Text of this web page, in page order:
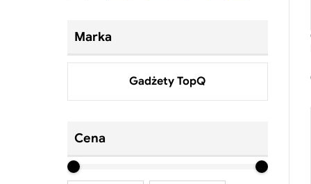
Marka
Gadżety TopQ
Cena
Cena
Cena